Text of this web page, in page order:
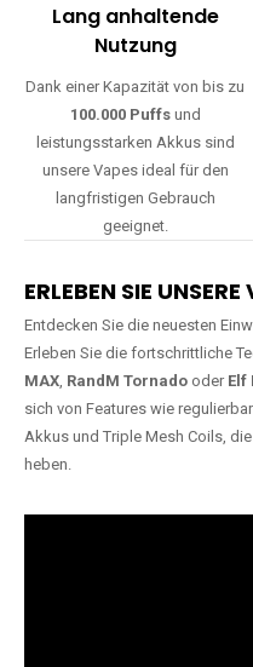
Lang anhaltende
Nutzung
Dank einer Kapazität von bis zu
100.000 Puffsund
leistungsstarken Akkus sind
unsere Vapes ideal für den
langfristigen Gebrauch
geeignet.
ERLEBEN SIE
Entdecken Sie die neuesten
Erleben Sie die fortschrittliche
MAX, RandM Tornado oder Elf
sich von Features wie
Akkus und Triple Mesh Coils,
heben.